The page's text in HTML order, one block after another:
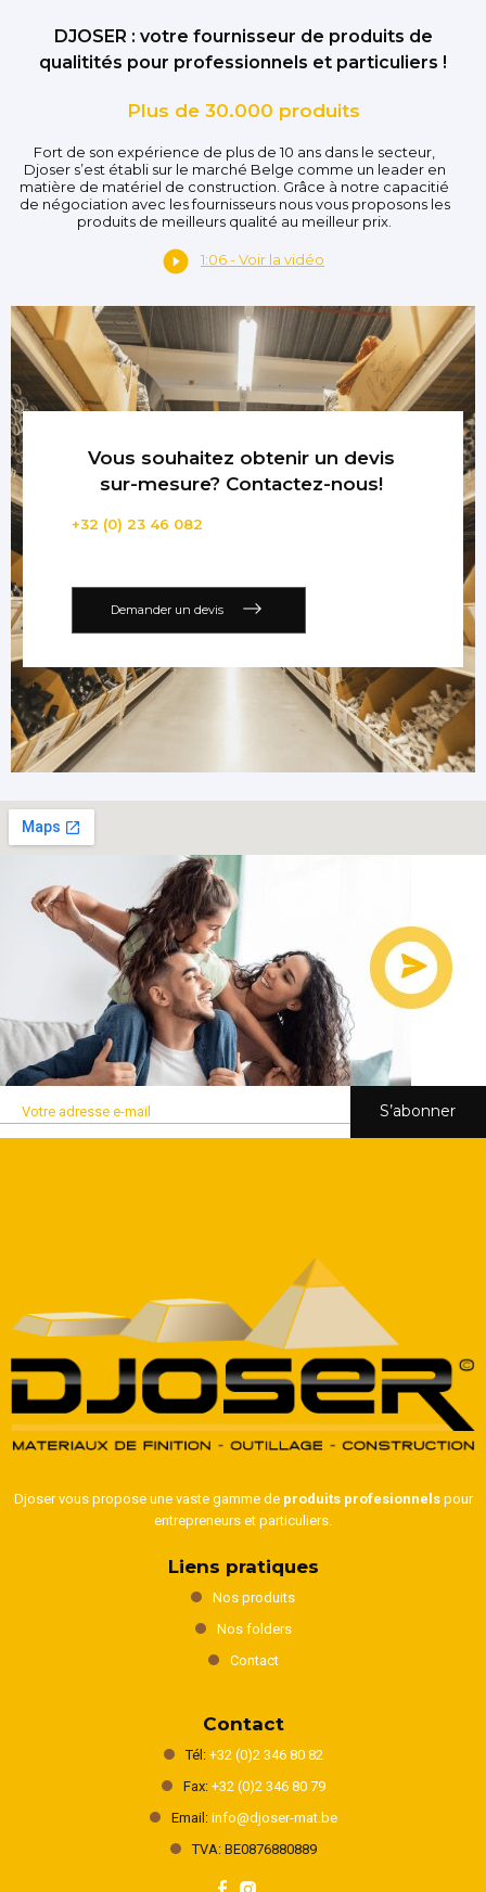
DJOSER : votre fournisseur de produits de
qualitités pour professionnels et particuliers !
Plus de 30.000 produits
Fort de son expérience de plus de 10 ans dans le secteur,
Djoser s’est établi sur le marché Belge comme un leader en
matière de matériel de construction. Grâce à notre capacitié
de négociation avec les fournisseurs nous vous proposons les
produits de meilleurs qualité au meilleur prix.
1:06 - Voir la vidéo
Vous souhaitez obtenir un devis
sur-mesure? Contactez-nous!
+32 (0) 23 46 082
Demander un devis
S’abonner
Djoser vous propose une vaste gamme de produits profesionnelspour
entrepreneurs et particuliers.
Liens pratiques
Nos produits
Nos folders
Contact
Contact
Tél: +32 (0)2 346 80 82
Fax: +32 (0)2 346 80 79
Email: info@djoser-mat.be
TVA: BE0876880889